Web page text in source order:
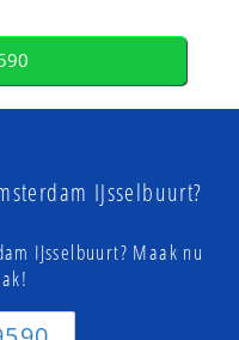
IJsselbuurt?
IJsselbuurt? Maak nu